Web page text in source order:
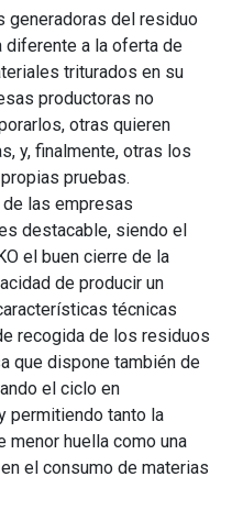
generadoras del residuo
diferente a la oferta de
triturados en su
productoras no
otras quieren
y, finalmente, otras los
pruebas.
las empresas
destacable, siendo el
el buen cierre de la
de producir un
técnicas
recogida de los residuos
que dispone también de
el ciclo en
permitiendo tanto la
huella como una
el consumo de materias